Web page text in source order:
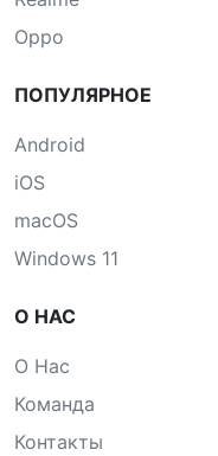
Oppo
ПОПУЛЯРНОЕ
Android
iOS
macOS
Windows 11
О НАС
О Нас
Команда
Контакты